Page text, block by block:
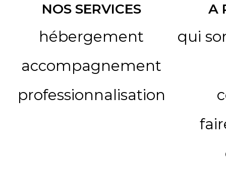
NOS SERVICES
hébergement
accompagnement
professionnalisation
A
qui